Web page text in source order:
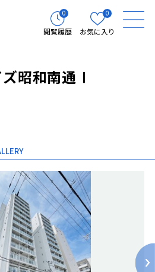
0
閲覧履歴
0
お気に入り
昭和南通Ⅰ